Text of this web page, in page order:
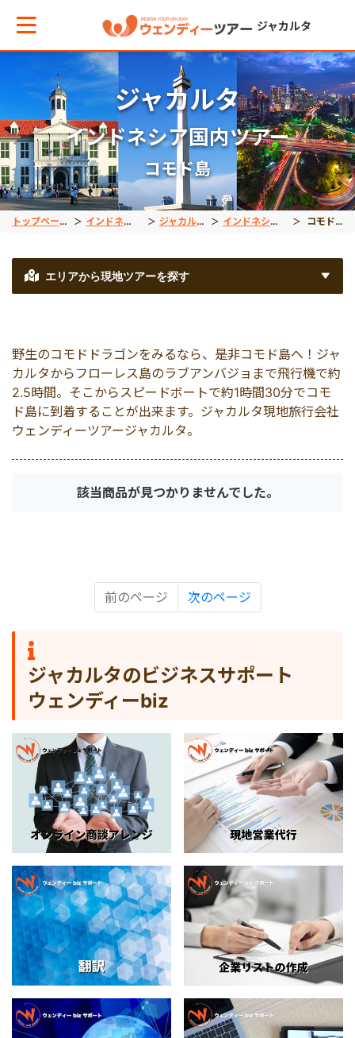
ジャカルタ
トップページ インドネシア ジャカルタ インドネシア国内ツアー コモド島
ジャカルタ
インドネシア国内ツアー
コモド島
エリアから現地ツアーを探す
野生のコモドドラゴンをみるなら、是非コモド島へ！ジャ
カルタからフローレス島のラブアンバジョまで飛行機で約
2.5時間。そこからスピードボートで約1時間30分でコモ
ド島に到着することが出来ます。ジャカルタ現地旅行会社
ウェンディーツアージャカルタ。
該当商品が見つかりませんでした。
前のページ 次のページ
ジャカルタのビジネスサポート
ウェンディーbiz
メインメニューへ戻る
マから現地ツアーを探す
ウスリブ
遺産
サポート
メインメニューへ戻る
アからお役立ち情報を探す
ドネシア
ーシア
ガポール
戻る
観光
半日観光
一日観光
戻る
インドネシア国内ツ
スラウェシ島
カリマンタン島
コモド島
ブロモ
戻る
世界遺産
ボロブドゥール遺跡
プランバナン遺跡
サンギラン（ジャワ
戻る
出張サポート
車チャーター
空港送迎
ビジネスサポート
戻る
秘境
タナトラジャ
オラウータン